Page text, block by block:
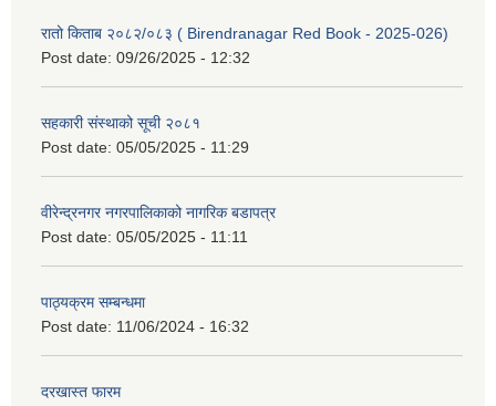
रातो किताब २०८२/०८३ ( Birendranagar Red Book - 2025-026)
Post date: 09/26/2025 - 12:32
सहकारी संस्थाको सूची २०८१
Post date: 05/05/2025 - 11:29
वीरेन्द्रनगर नगरपालिकाको नागरिक बडापत्र
Post date: 05/05/2025 - 11:11
पाठ्यक्रम सम्बन्धमा
Post date: 11/06/2024 - 16:32
दरखास्त फारम